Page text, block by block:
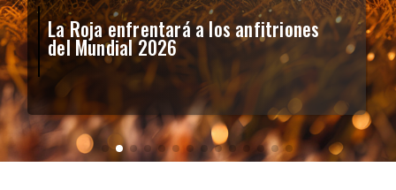
La Roja enfrentará a los anfitriones
del Mundial 2026